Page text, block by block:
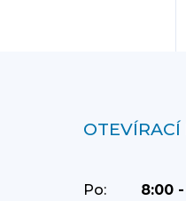
Po:
8:00 -